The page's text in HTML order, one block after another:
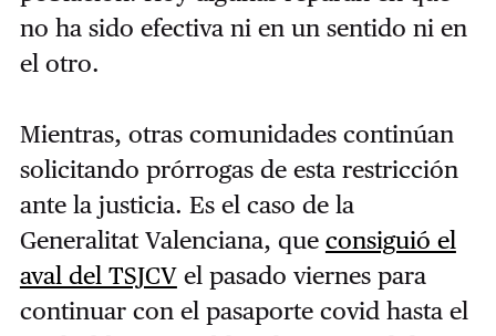
no ha sido efectiva ni en un sentido ni en
el otro.
Mientras, otras comunidades continúan
solicitando prórrogas de esta restricción
ante la justicia. Es el caso de la
Generalitat Valenciana, que consiguió el
aval del TSJCVel pasado viernes para
continuar con el pasaporte covid hasta el